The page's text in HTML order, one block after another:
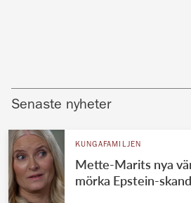
Senaste nyheter
KUNGAFAMILJEN
Mette-Marits nya
mörka Epstein-